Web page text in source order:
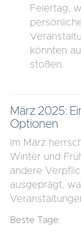
Feiertag,
könnten
stoßen.
März 2025:
Optionen
Im März
Winter und
andere
ausgeprägt,
Beste Tage: